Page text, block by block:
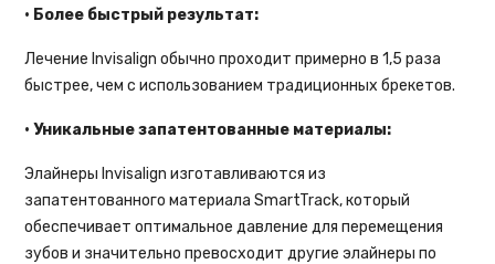
• Более быстрый результат:
Лечение Invisalign обычно проходит примерно в 1,5 раза
быстрее, чем с использованием традиционных брекетов.
• Уникальные запатентованные материалы:
Элайнеры Invisalign изготавливаются из
запатентованного материала SmartTrack, который
обеспечивает оптимальное давление для перемещения
зубов и значительно превосходит другие элайнеры по